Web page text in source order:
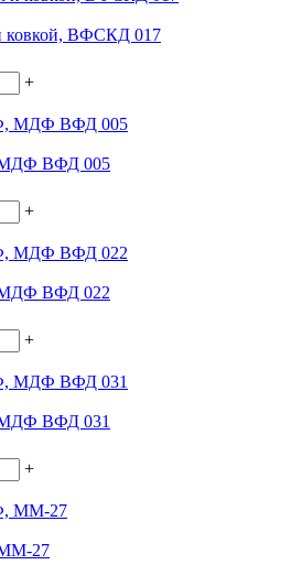
ковкой, ВФСКД 017
+
МДФ ВФД 005
+
МДФ ВФД 022
+
МДФ ВФД 031
+
27